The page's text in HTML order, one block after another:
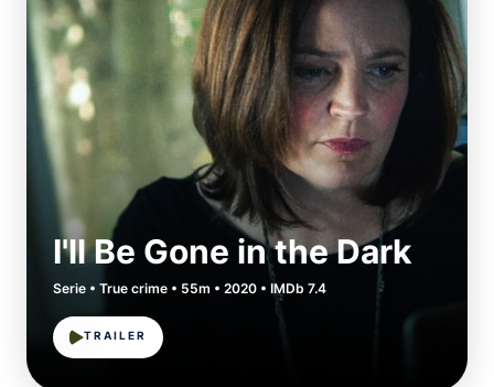
I'll Be Gone in the Dark
Serie • True crime • 55m • 2020 • IMDb 7.4
TRAILER